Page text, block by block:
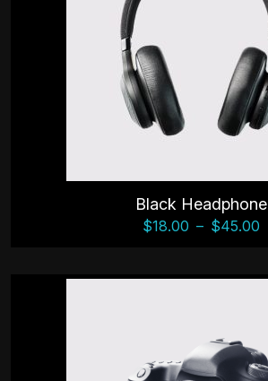
Black Headphone
$18.00 – $45.00